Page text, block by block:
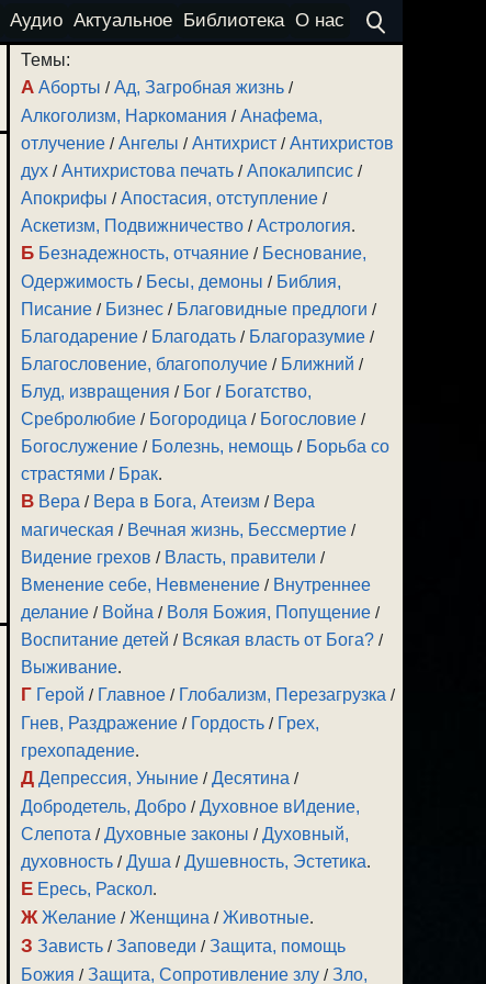
Аудио Актуальное Библиотека О нас
Темы:
А Аборты /Ад, Загробная жизнь /
Алкоголизм, Наркомания /Анафема,
отлучение /Ангелы /Антихрист /Антихристов
дух /Антихристова печать /Апокалипсис /
Апокрифы /Апостасия, отступление /
Аскетизм, Подвижничество /Астрология.
Б Безнадежность, отчаяние / Беснование,
Одержимость / Бесы, демоны / Библия,
Писание / Бизнес / Благовидные предлоги /
Благодарение / Благодать / Благоразумие /
Благословение, благополучие / Ближний /
Блуд, извращения / Бог / Богатство,
Сребролюбие / Богородица / Богословие /
Богослужение / Болезнь, немощь / Борьба со
страстями / Брак.
В Вера / Вера в Бога, Атеизм / Вера
магическая / Вечная жизнь, Бессмертие /
Видение грехов / Власть, правители /
Вменение себе, Невменение / Внутреннее
делание / Война / Воля Божия, Попущение /
Воспитание детей / Всякая власть от Бога? /
Выживание.
Г Герой / Главное / Глобализм, Перезагрузка /
Гнев, Раздражение / Гордость / Грех,
грехопадение.
Д Депрессия, Уныние /Десятина /
Добродетель, Добро /Духовное вИдение,
Слепота /Духовные законы /Духовный,
духовность /Душа /Душевность, Эстетика.
Е Ересь, Раскол.
Ж Желание /Женщина /Животные.
З Зависть /Заповеди /Защита, помощь
Божия /Защита, Сопротивление злу /Зло,